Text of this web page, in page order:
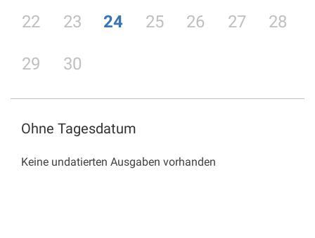
22 23 24 25 26 27 28
29 30
Ohne Tagesdatum
Keine undatierten Ausgaben vorhanden